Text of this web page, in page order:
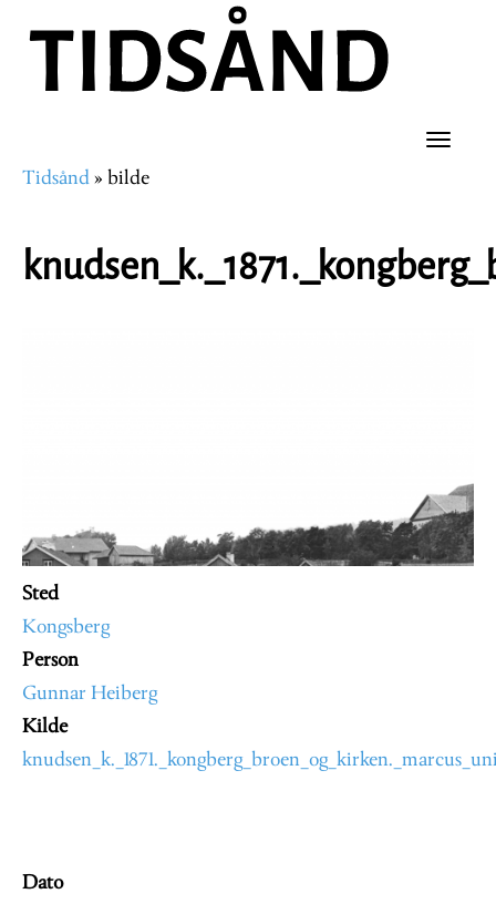
hovedinnhold
Toggle
Navigasjonssti
Tidsånd bilde
Sted
Kongsberg
Person
Gunnar Heiberg
Kilde
Dato